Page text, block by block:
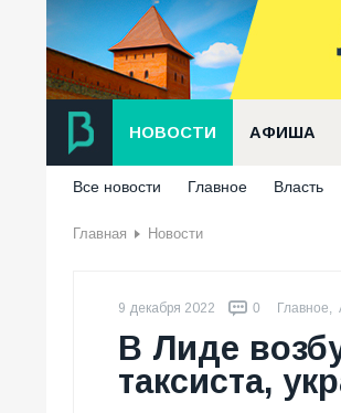
НОВОСТИ АФИША
Все новости Главное Власть
Главная Новости
9 декабря 2022 0 Главное,
В Лиде
таксиста,